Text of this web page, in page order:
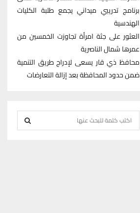
برنامج تدريبي ميداني يجمع طلبة الكليات
الهندسية
العثور على جثة امرأة تجاوزت الخمسين من
عمرها شمال الناصرية
محافظ ذي قار يسعى لإدراج طريق التنمية
ضمن حدود المحافظة بعد إزالة التعارضات
e